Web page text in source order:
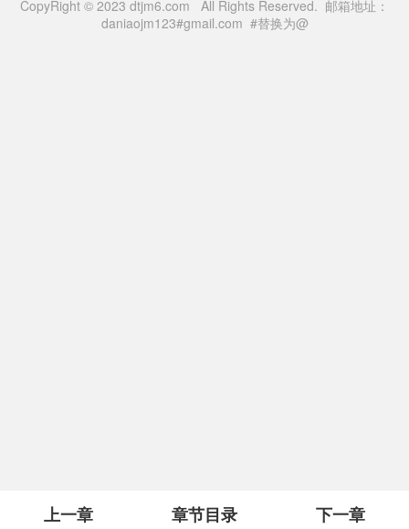
上一章 章节目录 下一章
CopyRight © 2023 dtjm6.com All Rights Reserved. 邮箱地址：
daniaojm123#gmail.com #替换为@